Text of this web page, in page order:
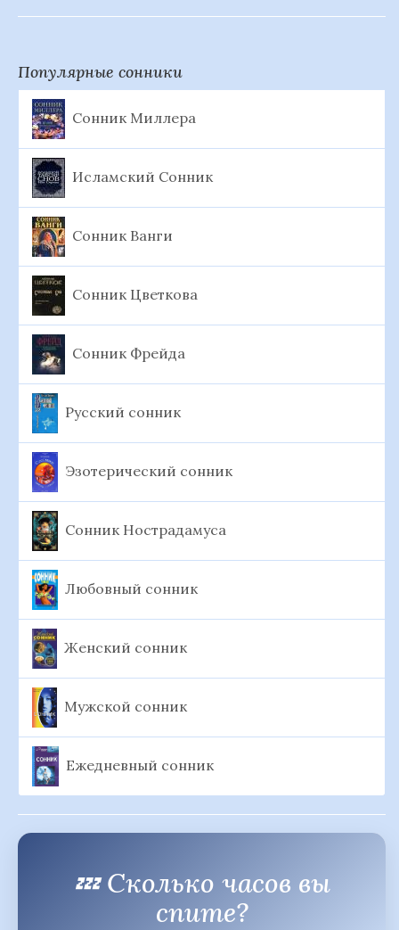
Популярные сонники
Сонник Миллера
Исламский Сонник
Сонник Ванги
Сонник Цветкова
Сонник Фрейда
Русский сонник
Эзотерический сонник
Сонник Нострадамуса
Любовный сонник
Женский сонник
Мужской сонник
Ежедневный сонник
💤 Сколько часов вы
спите?